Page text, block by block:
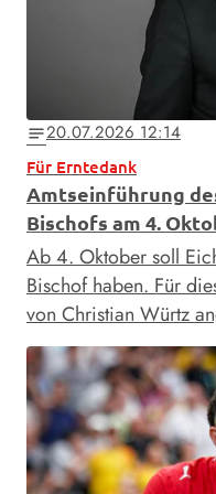
notes20.07.2026 12:14
Für Erntedank
Amtseinführung
Bischofs am 4.
Ab 4. Oktober soll
Bischof haben. Für
von Christian Würtz